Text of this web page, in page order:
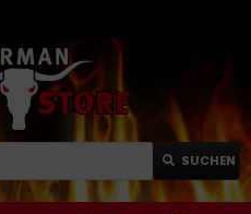
SUCHEN